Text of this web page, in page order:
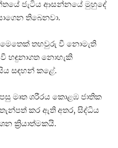
ජැටිය ආසන්නයේ මුහුදේ
තිබෙනවා.
තහවුරු වී නොමැති
හඳුනාගත නොහැකි
සඳහන් කළේ.
මෘත ශරීරය කොළඹ ජාතික
කර ඇති අතර, සිද්ධිය
ක්‍රියාත්මකයි.